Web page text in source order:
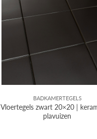
BADKAMERTEGELS
Vloertegels zwart 20×20 |
plavuizen